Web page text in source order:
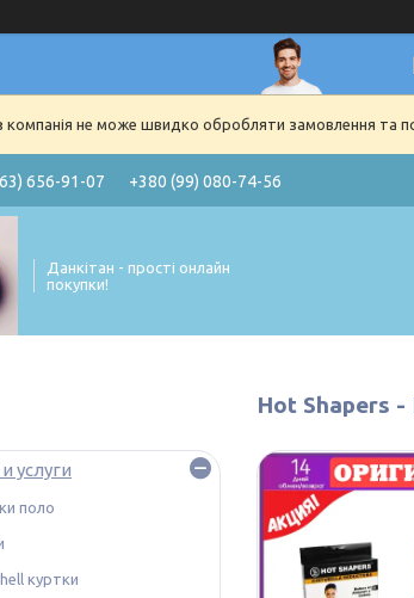
компанія не може швидко обробляти замовлення та
656-91-07 +380 (99) 080-74-56
Данкітан - прості онлайн
покупки!
Hot Shapers
услуги
поло
куртки